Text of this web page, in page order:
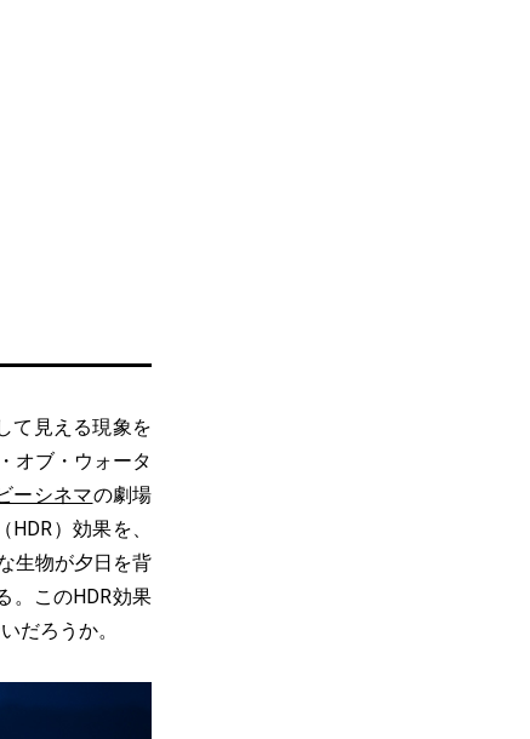
て見える現象を
オブ・ウォータ
ーシネマの劇場
）効果を、
生物が夕日を背
。このHDR効果
だろうか。